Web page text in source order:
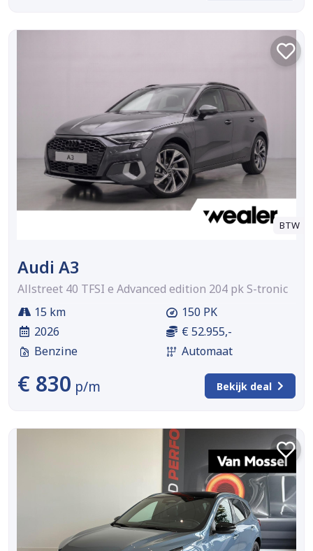
BTW
Audi A3
Allstreet 40 TFSI e Advanced edition 204 pk S-tronic
15 km
2026
Benzine
150 PK
€ 52.955,-
Automaat
€ 830 p/m Bekijk deal